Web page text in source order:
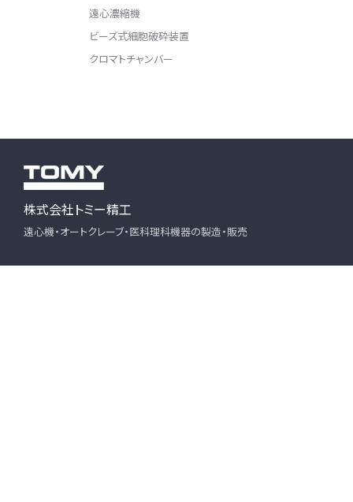
遠心濃縮機
ビーズ式細胞破砕装置
クロマトチャンバー
株式会社トミー精工
遠心機・オートクレーブ・医科理科機器の製造・販売